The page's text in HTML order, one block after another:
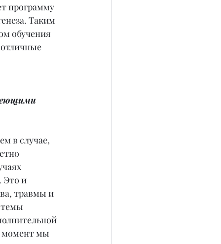
программу
Таким
обучения
в случае,
Это и
травмы и
момент мы